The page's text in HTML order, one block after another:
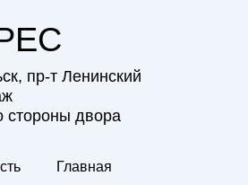
Главная
пр-т Ленинский
стороны двора